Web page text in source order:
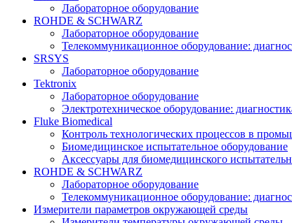
Лабораторное оборудование
ROHDE & SCHWARZ
Лабораторное оборудование
Телекоммуникационное оборудование:
SRSYS
Лабораторное оборудование
Tektronix
Лабораторное оборудование
Электротехническое оборудование:
Fluke Biomedical
Контроль технологических процессов в
Биомедицинское испытательное оборудование
Аксессуары для биомедицинского
ROHDE & SCHWARZ
Лабораторное оборудование
Телекоммуникационное оборудование:
Измерители параметров окружающей среды